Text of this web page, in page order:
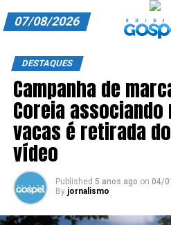
ANUNCIE CONOSCO
ASSINE
CARRINHO
EDITORIAL
ENTREVISTAS
07/08/2026
DESTAQUES
Campanha de
Coreia
vacas é retirada
vídeo
Published 5 anos ago on 04/
By jornalismo